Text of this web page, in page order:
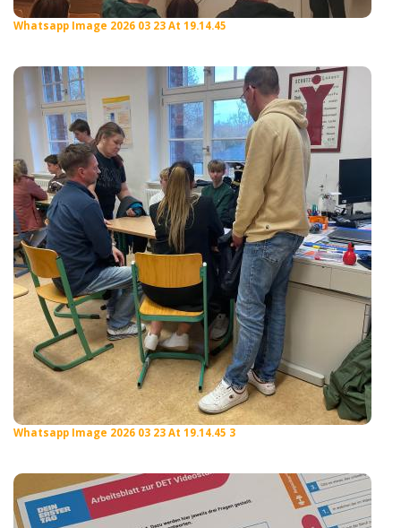
Whatsapp Image 2026 03 23 At 19.14.45
Whatsapp Image 2026 03 23 At 19.14.45 3